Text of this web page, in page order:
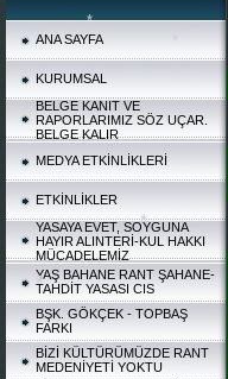
ANA SAYFA
KURUMSAL
BELGE KANIT VE
RAPORLARIMIZ SÖZ UÇAR.
BELGE KALIR
MEDYA ETKİNLİKLERİ
ETKİNLİKLER
YASAYA EVET, SOYGUNA
HAYIR ALINTERİ-KUL HAKKI
MÜCADELEMİZ
YAŞ BAHANE RANT ŞAHANE-
TAHDİT YASASI CIS
BŞK. GÖKÇEK - TOPBAŞ
FARKI
BİZİ KÜLTÜRÜMÜZDE RANT
MEDENİYETİ YOKTU
*